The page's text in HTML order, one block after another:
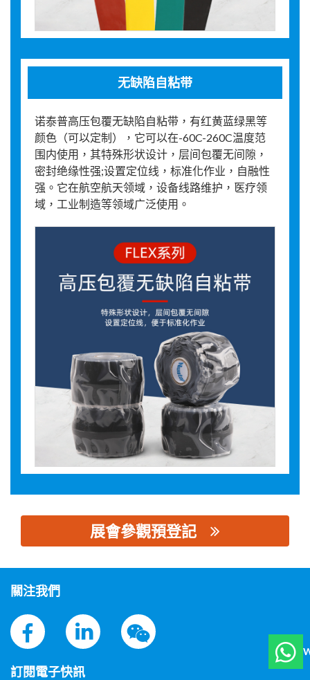
无缺陷自粘带
诺泰普高压包覆无缺陷自粘带，有红黄蓝绿黑等
颜色（可以定制），它可以在-60C-260C温度范
围内使用，其特殊形状设计，层间包覆无间隙，
密封绝缘性强;设置定位线，标准化作业，自融性
强。它在航空航天领域，设备线路维护，医疗领
域，工业制造等领域广泛使用。
展會參觀預登記
關注我們
訂閱電子快訊